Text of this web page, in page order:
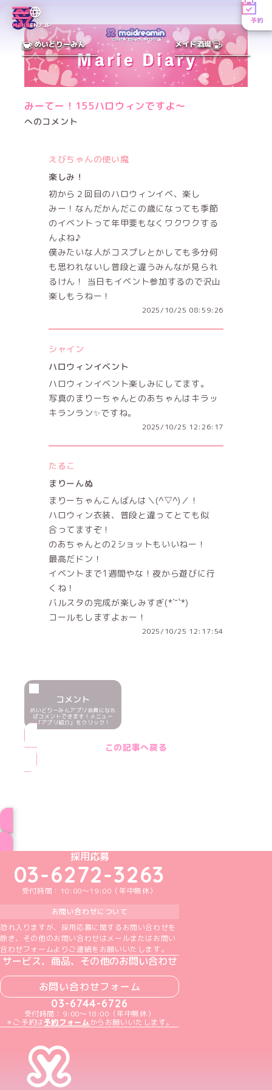
MENUEN／JP
予約
めいどりーみん メイド酒場
みーてー！155ハロウィンですよ〜
へのコメント
えびちゃんの使い魔
楽しみ！
初から２回目のハロウィンイベ、楽し
みー！なんだかんだこの歳になっても季節
のイベントって年甲斐もなくワクワクする
んよね♪
僕みたいな人がコスプレとかしても多分何
も思われないし普段と違うみんなが見られ
るけん！ 当日もイベント参加するので沢山
楽しもうねー！
2025/10/25 08:59:26
シャイン
ハロウィンイベント
ハロウィンイベント楽しみにしてます。
写真のまりーちゃんとのあちゃんはキラッ
キランラン✨ですね。
2025/10/25 12:26:17
たるこ
まりーんぬ
まりーちゃんこんばんは＼(^▽^)／！
ハロウィン衣装、普段と違ってとても似
合ってますぞ！
のあちゃんとの2ショットもいいねー！
最高だドン！
イベントまで1週間やな！夜から遊びに行
くね！
バルスタの完成が楽しみすぎ(*´˘`*)
コールもしますよぉー！
2025/10/25 12:17:54
コメント
めいどりーみんアプリ会員になれ
ばコメントできます！メニュー
「アプリ紹介」をクリック！
この記事へ戻る
めいどりーみんTikTok公式アカウント
めいどりーみんX公式アカウント
めいどりーみんInstagram公式アカウント
めいどりーみんFacebook公式アカウン
めいどりーみんYouTube公式アカ
採用応募
03-6272-3263
受付時間：10:00～19:00（年中無休）
お問い合わせについて
恐れ入りますが、採用応募に関するお問い合わせを
除き、その他のお問い合わせはメールまたはお問い
合わせフォームよりご連絡をお願いいたします。
サービス、商品、その他のお問い合わせ
お問い合わせフォーム
03-6744-6726
受付時間：9:00～18:00（年中無休）
＊ご予約は予約フォームからお願いいたします。